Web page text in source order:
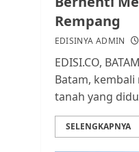
2
3
Rempang
EDISINYA ADMIN
EDISI.CO,
Batam,
tanah yang
SELENGKAPNYA